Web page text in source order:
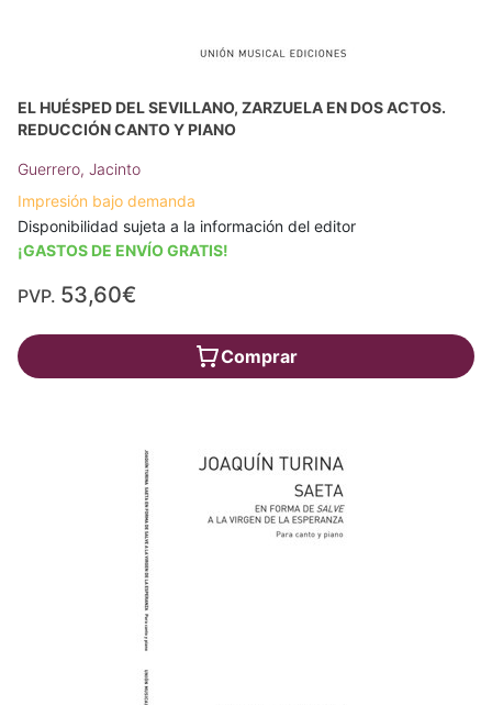
EL HUÉSPED DEL SEVILLANO, ZARZUELA EN DOS ACTOS.
REDUCCIÓN CANTO Y PIANO
Guerrero, Jacinto
Impresión bajo demanda
Disponibilidad sujeta a la información del editor
¡GASTOS DE ENVÍO GRATIS!
PVP. 53,60€
Comprar